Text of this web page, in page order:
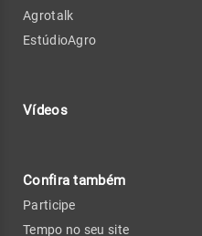
Agrotalk
EstúdioAgro
Vídeos
Confira também
Participe
Tempo no seu site